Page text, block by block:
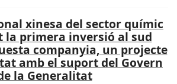
xinesa del sector químic
la primera inversió al sud
companyia, un projecte
amb el suport del Govern
la Generalitat